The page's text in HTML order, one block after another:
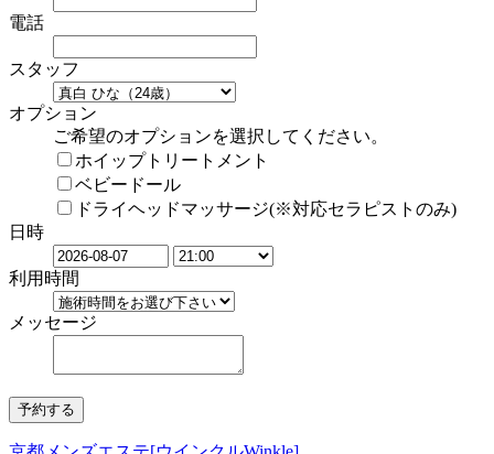
電話
スタッフ
オプション
ご希望のオプションを選択してください。
ホイップトリートメント
ベビードール
ドライヘッドマッサージ(※対応セラピストのみ)
日時
利用時間
メッセージ